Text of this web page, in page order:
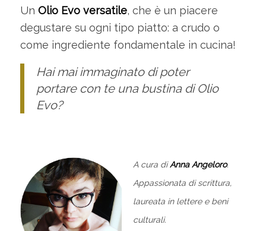
Un Olio Evo versatile, che è un piacere
degustare su ogni tipo piatto: a crudo o
come ingrediente fondamentale in cucina!
Hai mai immaginato di poter
portare con te una bustina di Olio
Evo?
A cura diAnna Angeloro.
Appassionata di scrittura,
laureata in lettere e beni
culturali.